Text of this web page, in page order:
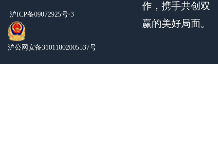
沪ICP备09072925号-3
沪公网安备31011802005537号
作，携手共创双
赢的美好局面。